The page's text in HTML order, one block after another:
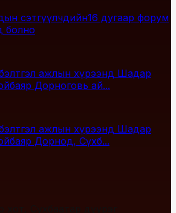
сэтгүүлчдийн16 дугаар форум
болно
ажлын хүрээнд Шадар
Дорноговь ай...
ажлын хүрээнд Шадар
Дорнод, Сүхб...